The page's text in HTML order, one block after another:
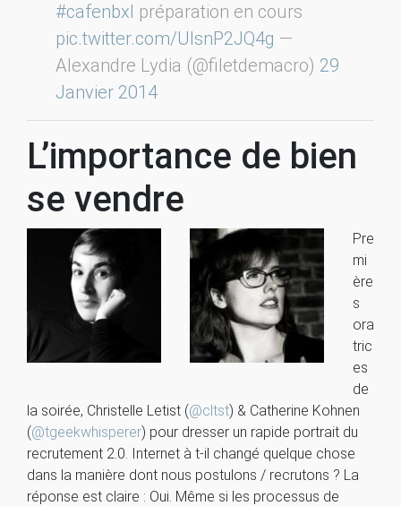
#cafenbxl préparation en cours
pic.twitter.com/UlsnP2JQ4g —
Alexandre Lydia (@filetdemacro) 29
Janvier 2014
L’importance de bien
se vendre
Pre
mi
ère
s
ora
tric
es
de
la soirée, Christelle Letist (@cltst) & Catherine Kohnen
(@tgeekwhisperer) pour dresser un rapide portrait du
recrutement 2.0. Internet à t-il changé quelque chose
dans la manière dont nous postulons / recrutons ? La
réponse est claire : Oui. Même si les processus de